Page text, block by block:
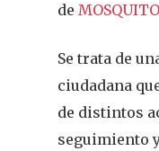
de
Se trata de
ciudadana
de distintos
seguimiento